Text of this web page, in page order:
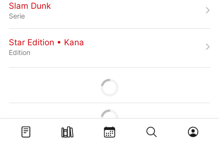
Slam Dunk
Serie
Star Edition • Kana
Edition